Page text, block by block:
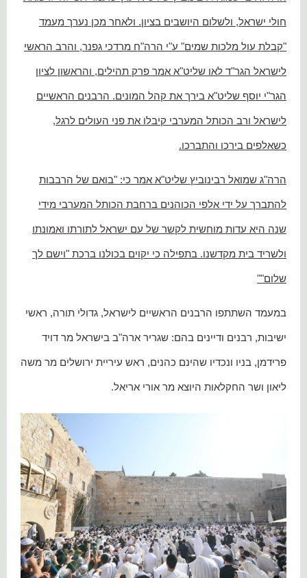
חולי ישראל, ולשלום היושבים בציון. ולאחר מכן נערך מעמד
"קבלת עול מלכות שמים" ע"י הרה"ח מרדכי גפנר, והרב הראשי
לישראל הגר"ד לאו שליט"א אמר פרק תהילים, והראשון לציון
הגר"י יוסף שליט"א בירך את קהל המונים. הרבנים הראשיים
לישראל ורב הכותל המערבי קיבלו את פני העולים לרגל,
כשאלפים בירכו והתברכו.
הרה"ג שמואל רבינוביץ שליט"א אמר כי: "בואם של הרבבות
להתברך על ידי אלפי הכוהנים ברחבת הכותל המערבי מידי
שנה היא עדות מוחשית לקשר של עם ישראל לתורתו ואמונתו
ולשריד בית מקדשנו. בתפילה כי יקוים בכולנו ברכת "וישם לך
שלום""
במעמד השתתפו הרבנים הראשיים לישראל, גדולי תורה, ראשי
ישיבות, רבנים ודיינים בהם: שגריר ארה"ב בישראל מר דויד
פרידמן, בניו ונכדיו שהינם כהנים, ראש עיריית ירושלים מר משה
ליאון ושר החקלאות היוצא מר אורי אריאל.